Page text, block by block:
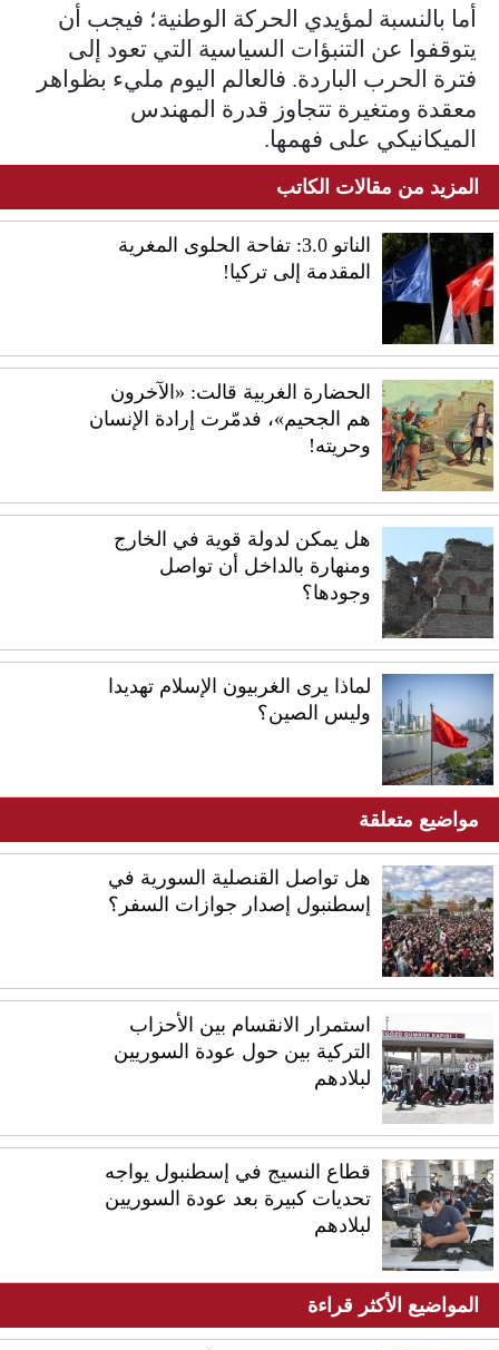
أما بالنسبة لمؤيدي الحركة الوطنية؛ فيجب أن
يتوقفوا عن التنبؤات السياسية التي تعود إلى
فترة الحرب الباردة. فالعالم اليوم مليء بظواهر
معقدة ومتغيرة تتجاوز قدرة المهندس
الميكانيكي على فهمها.
المزيد من مقالات الكاتب
الناتو 3.0: تفاحة الحلوى المغرية
المقدمة إلى تركيا!
الحضارة الغربية قالت: «الآخرون
هم الجحيم»، فدمّرت إرادة الإنسان
وحريته!
هل يمكن لدولة قوية في الخارج
ومنهارة بالداخل أن تواصل
وجودها؟
لماذا يرى الغربيون الإسلام تهديدا
وليس الصين؟
مواضيع متعلقة
هل تواصل القنصلية السورية في
إسطنبول إصدار جوازات السفر؟
استمرار الانقسام بين الأحزاب
التركية بين حول عودة السوريين
لبلادهم
قطاع النسيج في إسطنبول يواجه
تحديات كبيرة بعد عودة السوريين
لبلادهم
المواضيع الأكثر قراءة